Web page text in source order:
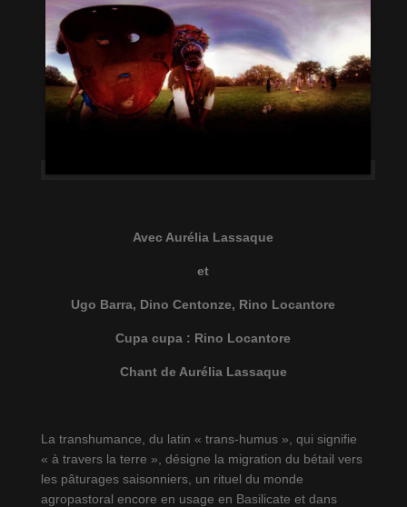
Avec Aurélia Lassaque
et
Ugo Barra, Dino Centonze, Rino Locantore
Cupa cupa : Rino Locantore
Chant de Aurélia Lassaque
La transhumance, du latin « trans-humus », qui signifie
« à travers la terre », désigne la migration du bétail vers
les pâturages saisonniers, un rituel du monde
agropastoral encore en usage en Basilicate et dans